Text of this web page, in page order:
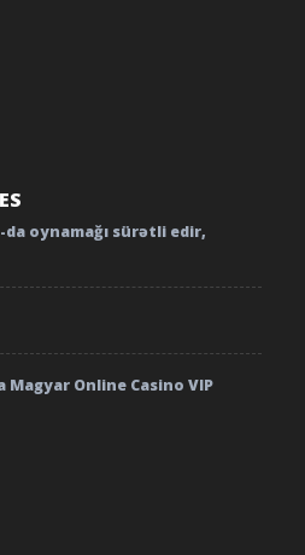
oynamağı sürətli edir,
Online Casino VIP